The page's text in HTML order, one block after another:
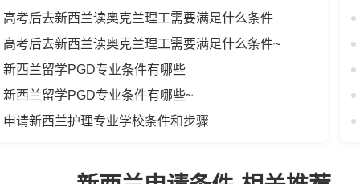
高考后去新西兰读奥克兰理工需要满足什么条件
高考后去新西兰读奥克兰理工需要满足什么条件~
新西兰留学PGD专业条件有哪些
新西兰留学PGD专业条件有哪些~
申请新西兰护理专业学校条件和步骤